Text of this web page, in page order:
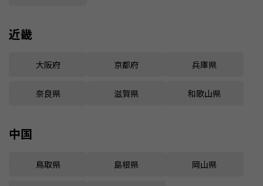
近畿
大阪府 京都府 兵庫県
奈良県 滋賀県 和歌山県
中国
鳥取県 島根県 岡山県